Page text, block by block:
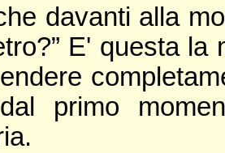
davanti alla
E' questa
primo